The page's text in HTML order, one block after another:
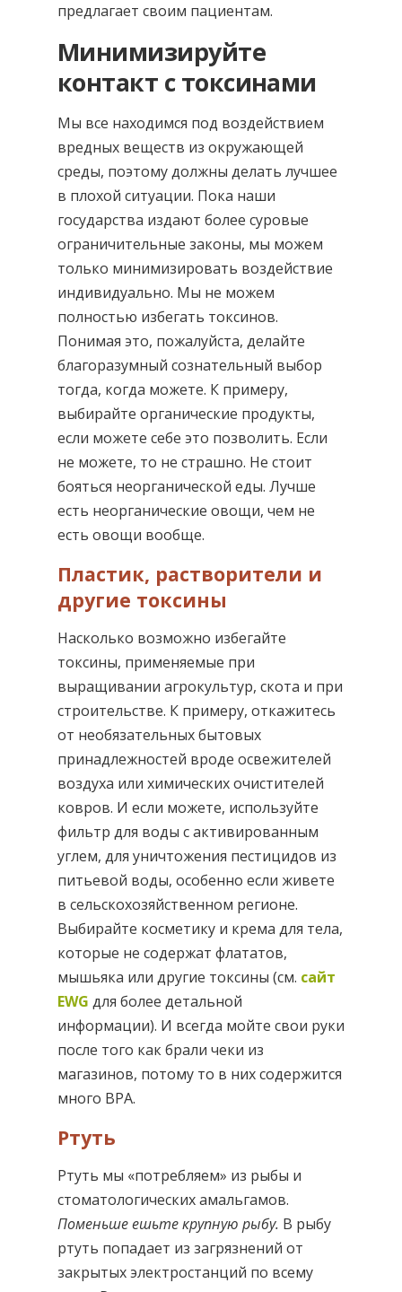
предлагает своим пациентам.
Минимизируйте
контакт с токсинами
Мы все находимся под воздействием
вредных веществ из окружающей
среды, поэтому должны делать лучшее
в плохой ситуации. Пока наши
государства издают более суровые
ограничительные законы, мы можем
только минимизировать воздействие
индивидуально. Мы не можем
полностью избегать токсинов.
Понимая это, пожалуйста, делайте
благоразумный сознательный выбор
тогда, когда можете. К примеру,
выбирайте органические продукты,
если можете себе это позволить. Если
не можете, то не страшно. Не стоит
бояться неорганической еды. Лучше
есть неорганические овощи, чем не
есть овощи вообще.
Пластик, растворители и
другие токсины
Насколько возможно избегайте
токсины, применяемые при
выращивании агрокультур, скота и при
строительстве. К примеру, откажитесь
от необязательных бытовых
принадлежностей вроде освежителей
воздуха или химических очистителей
ковров. И если можете, используйте
фильтр для воды с активированным
углем, для уничтожения пестицидов из
питьевой воды, особенно если живете
в сельскохозяйственном регионе.
Выбирайте косметику и крема для тела,
которые не содержат флататов,
мышьяка или другие токсины (см. сайт
EWG для более детальной
информации). И всегда мойте свои руки
после того как брали чеки из
магазинов, потому то в них содержится
много BPA.
Ртуть
Ртуть мы «потребляем» из рыбы и
стоматологических амальгамов.
Поменьше ешьте крупную рыбу. В рыбу
ртуть попадает из загрязнений от
закрытых электростанций по всему